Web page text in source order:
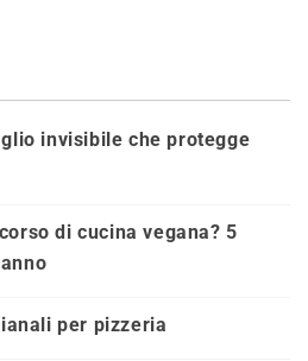
invisibile che protegge
di cucina vegana? 5
per pizzeria